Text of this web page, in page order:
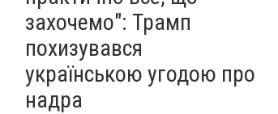
захочемо": Трамп
похизувався
українською угодою про
надра